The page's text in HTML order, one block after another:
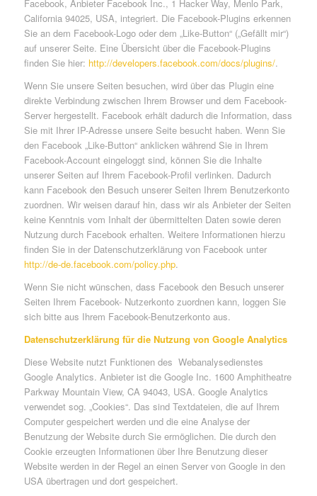
Facebook, Anbieter Facebook Inc., 1 Hacker Way, Menlo Park,
California 94025, USA, integriert. Die Facebook-Plugins erkennen
Sie an dem Facebook-Logo oder dem „Like-Button“ („Gefällt mir“)
auf unserer Seite. Eine Übersicht über die Facebook-Plugins
finden Sie hier: http://developers.facebook.com/docs/plugins/.
Wenn Sie unsere Seiten besuchen, wird über das Plugin eine
direkte Verbindung zwischen Ihrem Browser und dem Facebook-
Server hergestellt. Facebook erhält dadurch die Information, dass
Sie mit Ihrer IP-Adresse unsere Seite besucht haben. Wenn Sie
den Facebook „Like-Button“ anklicken während Sie in Ihrem
Facebook-Account eingeloggt sind, können Sie die Inhalte
unserer Seiten auf Ihrem Facebook-Profil verlinken. Dadurch
kann Facebook den Besuch unserer Seiten Ihrem Benutzerkonto
zuordnen. Wir weisen darauf hin, dass wir als Anbieter der Seiten
keine Kenntnis vom Inhalt der übermittelten Daten sowie deren
Nutzung durch Facebook erhalten. Weitere Informationen hierzu
finden Sie in der Datenschutzerklärung von Facebook unter
http://de-de.facebook.com/policy.php.
Wenn Sie nicht wünschen, dass Facebook den Besuch unserer
Seiten Ihrem Facebook- Nutzerkonto zuordnen kann, loggen Sie
sich bitte aus Ihrem Facebook-Benutzerkonto aus.
Datenschutzerklärung für die Nutzung von Google Analytics
Diese Website nutzt Funktionen des Webanalysedienstes
Google Analytics. Anbieter ist die Google Inc. 1600 Amphitheatre
Parkway Mountain View, CA 94043, USA. Google Analytics
verwendet sog. „Cookies“. Das sind Textdateien, die auf Ihrem
Computer gespeichert werden und die eine Analyse der
Benutzung der Website durch Sie ermöglichen. Die durch den
Cookie erzeugten Informationen über Ihre Benutzung dieser
Website werden in der Regel an einen Server von Google in den
USA übertragen und dort gespeichert.